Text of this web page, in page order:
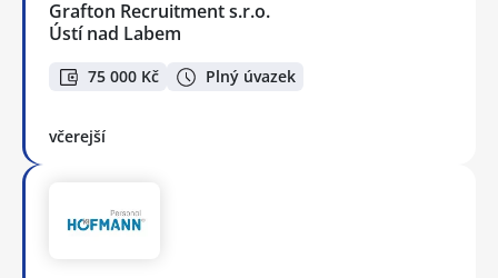
Grafton Recruitment s.r.o.
Ústí nad Labem
75 000 Kč Plný úvazek
včerejší